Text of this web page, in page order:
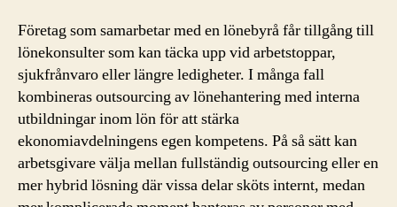
Företag som samarbetar med en lönebyrå får tillgång till
lönekonsulter som kan täcka upp vid arbetstoppar,
sjukfrånvaro eller längre ledigheter. I många fall
kombineras outsourcing av lönehantering med interna
utbildningar inom lön för att stärka
ekonomiavdelningens egen kompetens. På så sätt kan
arbetsgivare välja mellan fullständig outsourcing eller en
mer hybrid lösning där vissa delar sköts internt, medan